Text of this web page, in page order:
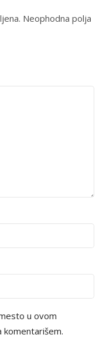
Neophodna polja
u ovom
komentarišem.